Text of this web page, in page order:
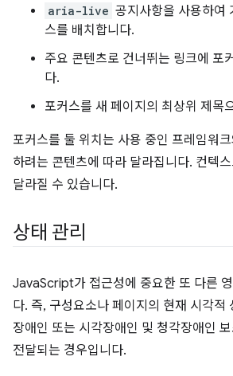
aria-live 공지사항을 사용하여
스를 배치합니다.
주요 콘텐츠로 건너뛰는 링크에 포
다.
포커스를 새 페이지의 최상위 제목
포커스를 둘 위치는 사용 중인 프레임워
하려는 콘텐츠에 따라 달라집니다. 컨텍
달라질 수 있습니다.
상태 관리
JavaScript가 접근성에 중요한 또 다른
다. 즉, 구성요소나 페이지의 현재 시각적
장애인 또는 시각장애인 및 청각장애인
전달되는 경우입니다.